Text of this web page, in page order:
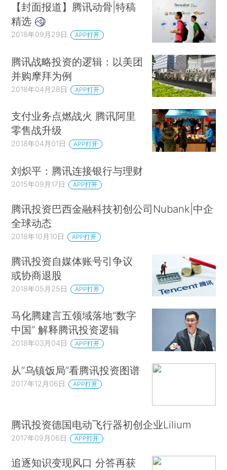
【封面报道】腾讯动骨|特稿
精选
2018年09月29日 APP打开
腾讯战略投资的逻辑：以美团
并购摩拜为例
2018年04月28日 APP打开
支付业务点燃战火 腾讯阿里
零售战升级
2018年04月01日 APP打开
刘炽平：腾讯连接银行与理财
2015年09月17日 APP打开
腾讯投资巴西金融科技初创公司Nubank|中企
全球动态
2018年10月10日 APP打开
腾讯投资自媒体账号引争议
或协商退股
2018年05月25日 APP打开
马化腾建言五领域落地“数字
中国” 解释腾讯投资逻辑
2018年03月04日 APP打开
从“乌镇饭局”看腾讯投资图谱
2017年12月06日 APP打开
腾讯投资德国电动飞行器初创企业Lilium
2017年09月06日 APP打开
追逐知识变现风口 分答再获